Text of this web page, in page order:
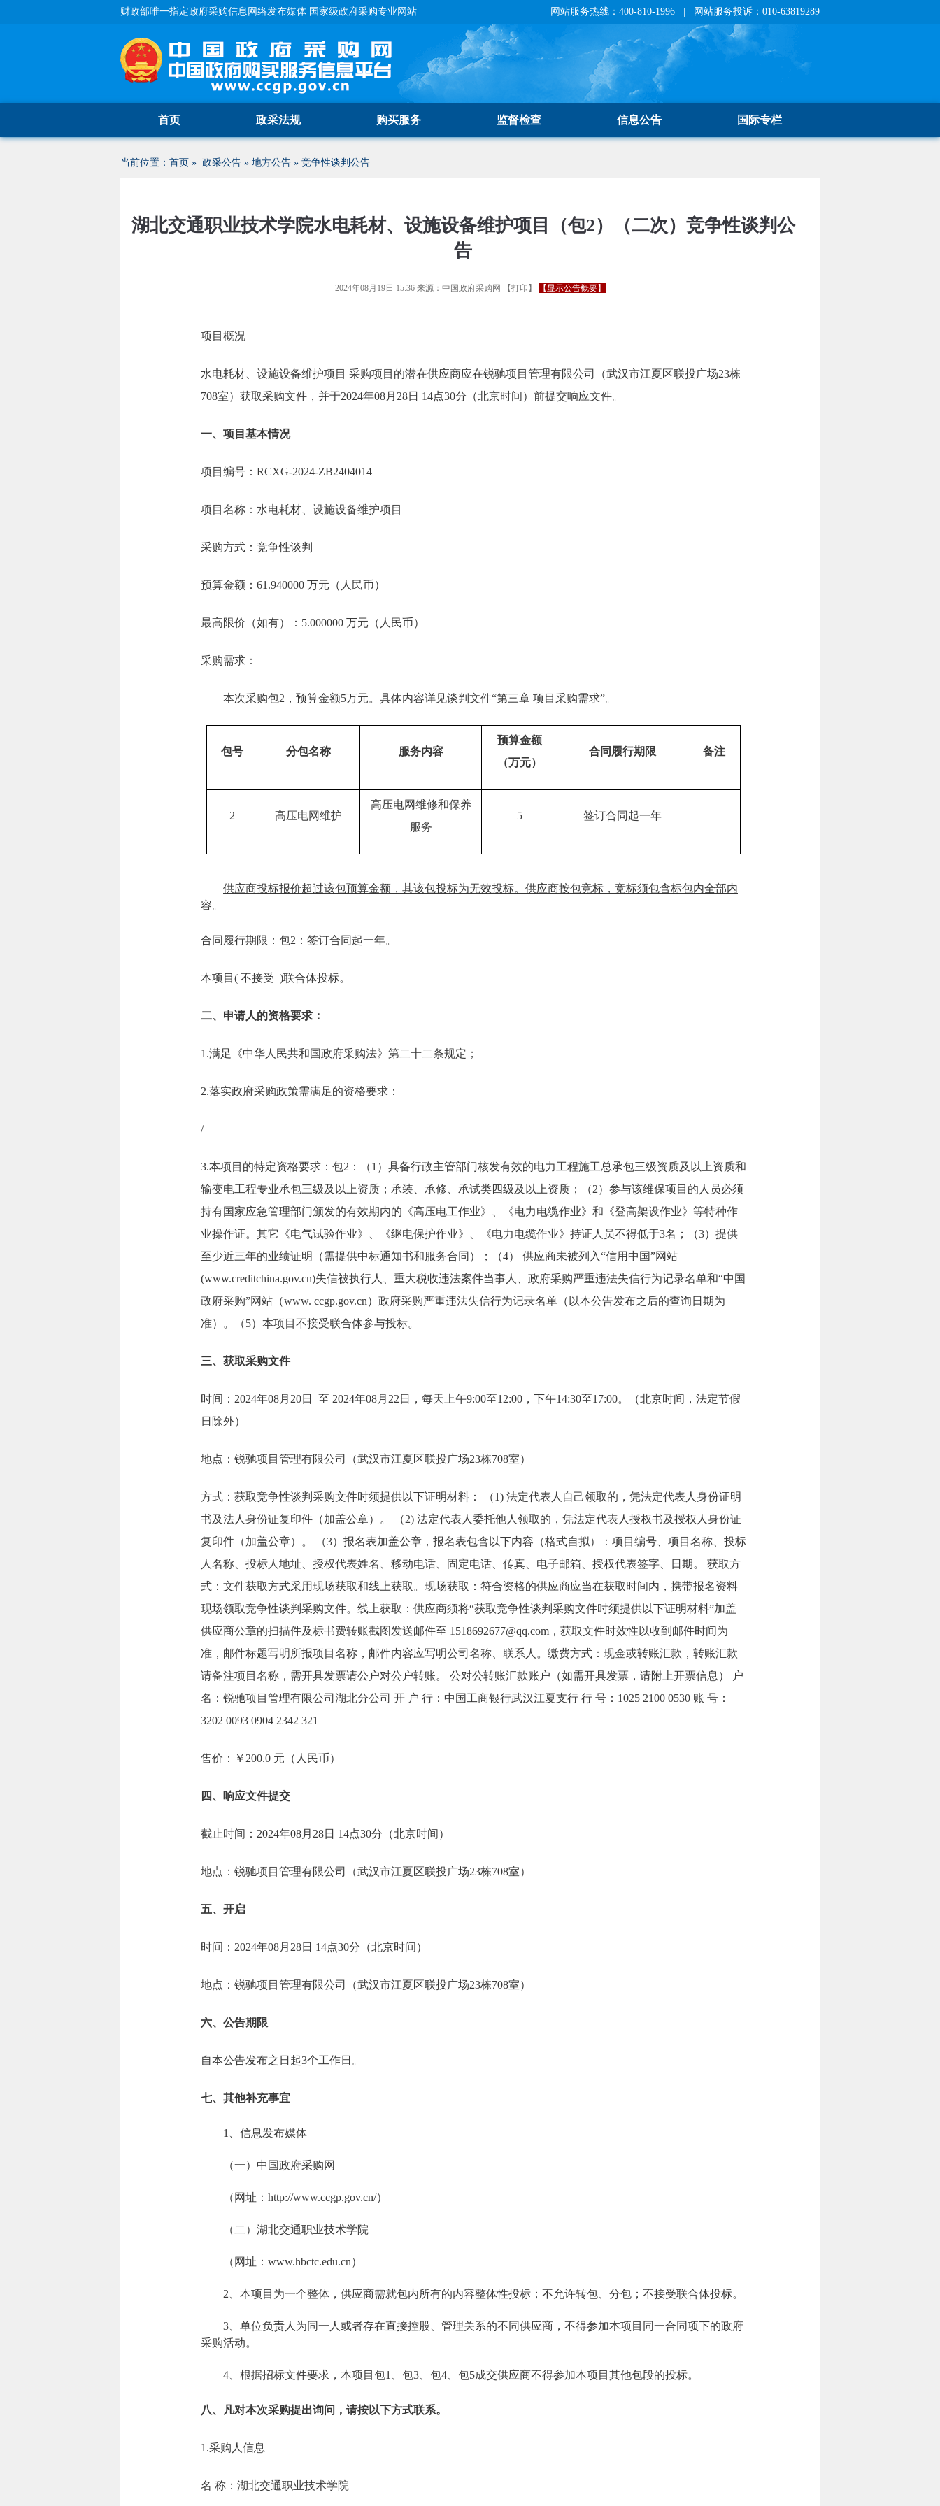
财政部唯一指定政府采购信息网络发布媒体 国家级政府采购专业网站 网站服务热线：400-810-1996 | 网站服务投诉：010-63819289
首页 政采法规 购买服务 监督检查 信息公告 国际专栏
当前位置： 首页 » 政采公告 » 地方公告 » 竞争性谈判公告
湖北交通职业技术学院水电耗材、设施设备维护项目（包2）（二次）竞争性谈判公
告
2024年08月19日 15:36来源： 中国政府采购网 【打印 】 【显示公告概要】
项目概况
水电耗材、设施设备维护项目 采购项目的潜在供应商应在锐驰项目管理有限公司（武汉市江夏区联投广场23栋
708室）获取采购文件，并于2024年08月28日 14点30分（北京时间）前提交响应文件。
一、项目基本情况
项目编号：RCXG-2024-ZB2404014
项目名称：水电耗材、设施设备维护项目
采购方式：竞争性谈判
预算金额：61.940000 万元（人民币）
最高限价（如有）：5.000000 万元（人民币）
采购需求：
本次采购包2，预算金额5万元。具体内容详见谈判 文件“第三章 项目采购需求”。
包号 分包名称 服务内容
预算金额
（万元）
合同履行期限 备注
2 高压电网维护
高压电网维修和保养
服务
5 签订合同起一年
供应商投标报价超过该包预算金额，其该包投标为无效投标。供应商按包竞标，竞标须包含标包内全部内
容。
合同履行期限：包2：签订合同起一年。
本项目( 不接受 )联合体投标。
二、申请人的资格要求：
1.满足《中华人民共和国政府采购法》第二十二条规定；
2.落实政府采购政策需满足的资格要求：
/
3.本项目的特定资格要求：包2：（1）具备行政主管部门核发有效的电力工程施工总承包三级资质及以上资质和
输变电工程专业承包三级及以上资质；承装、承修、承试类四级及以上资质；（2）参与该维保项目的人员必须
持有国家应急管理部门颁发的有效期内的《高压电工作业》、《电力电缆作业》和《登高架设作业》等特种作
业操作证。其它《电气试验作业》、《继电保护作业》、《电力电缆作业》持证人员不得低于3名；（3）提供
至少近三年的业绩证明（需提供中标通知书和服务合同）；（4） 供应商未被列入“信用中国”网站
(www.creditchina.gov.cn)失信被执行人、重大税收违法案件当事人、政府采购严重违法失信行为记录名单和“中国
政府采购”网站（www. ccgp.gov.cn）政府采购严重违法失信行为记录名单（以本公告发布之后的查询日期为
准）。（5）本项目不接受联合体参与投标。
三、获取采购文件
时间：2024年08月20日 至 2024年08月22日，每天上午9:00至12:00，下午14:30至17:00。（北京时间，法定节假
日除外）
地点：锐驰项目管理有限公司（武汉市江夏区联投广场23栋708室）
方式：获取竞争性谈判采购文件时须提供以下证明材料： （1) 法定代表人自己领取的，凭法定代表人身份证明
书及法人身份证复印件（加盖公章）。 （2) 法定代表人委托他人领取的，凭法定代表人授权书及授权人身份证
复印件（加盖公章）。 （3）报名表加盖公章，报名表包含以下内容（格式自拟）：项目编号、项目名称、投标
人名称、投标人地址、授权代表姓名、移动电话、固定电话、传真、电子邮箱、授权代表签字、日期。 获取方
式：文件获取方式采用现场获取和线上获取。现场获取：符合资格的供应商应当在获取时间内，携带报名资料
现场领取竞争性谈判采购文件。线上获取：供应商须将“获取竞争性谈判采购文件时须提供以下证明材料”加盖
供应商公章的扫描件及标书费转账截图发送邮件至 1518692677@qq.com，获取文件时效性以收到邮件时间为
准，邮件标题写明所报项目名称，邮件内容应写明公司名称、联系人。缴费方式：现金或转账汇款，转账汇款
请备注项目名称，需开具发票请公户对公户转账。 公对公转账汇款账户（如需开具发票，请附上开票信息） 户
名：锐驰项目管理有限公司湖北分公司 开 户 行：中国工商银行武汉江夏支行 行 号：1025 2100 0530 账 号：
3202 0093 0904 2342 321
售价：￥200.0 元（人民币）
四、响应文件提交
截止时间：2024年08月28日 14点30分（北京时间）
地点：锐驰项目管理有限公司（武汉市江夏区联投广场23栋708室）
五、开启
时间：2024年08月28日 14点30分（北京时间）
地点：锐驰项目管理有限公司（武汉市江夏区联投广场23栋708室）
六、公告期限
自本公告发布之日起3个工作日。
七、其他补充事宜
1、信息发布媒体
（一）中国政府采购网
（网址：http://www.ccgp.gov.cn/）
（二）湖北交通职业技术学院
（网址：www.hbctc.edu.cn）
2、本项目为一个整体，供应商需就包内所有的内容整体性投标；不允许转包、分包；不接受联合体投标。
3、单位负责人为同一人或者存在直接控股、管理关系的不同供应商，不得参加本项目同一合同项下的政府
采购活动。
4、根据招标文件要求，本项目包1、包3、包4、包5成交供应商不得参加本项目其他包段的投标。
八、凡对本次采购提出询问，请按以下方式联系。
1.采购人信息
名 称：湖北交通职业技术学院